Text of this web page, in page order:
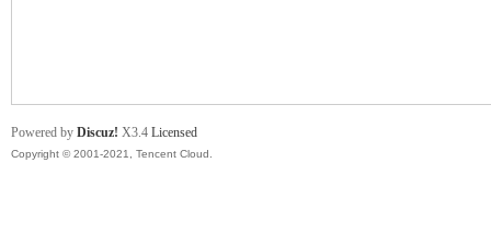
Powered by Discuz! X3.4 Licensed
Copyright © 2001-2021, Tencent Cloud.